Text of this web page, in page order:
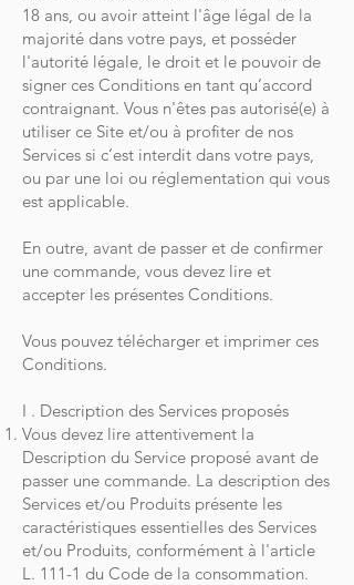
18 ans, ou avoir atteint l'âge légal de la
majorité dans votre pays, et posséder
l'autorité légale, le droit et le pouvoir de
signer ces Conditions en tant qu’accord
contraignant. Vous n'êtes pas autorisé(e) à
utiliser ce Site et/ou à profiter de nos
Services si c’est interdit dans votre pays,
ou par une loi ou réglementation qui vous
est applicable.
En outre, avant de passer et de confirmer
une commande, vous devez lire et
accepter les présentes Conditions.
Vous pouvez télécharger et imprimer ces
Conditions.
I . Description des Services proposés
Vous devez lire attentivement la
Description du Service proposé avant de
passer une commande. La description des
Services et/ou Produits présente les
caractéristiques essentielles des Services
et/ou Produits, conformément à l'article
L. 111-1 du Code de la consommation.